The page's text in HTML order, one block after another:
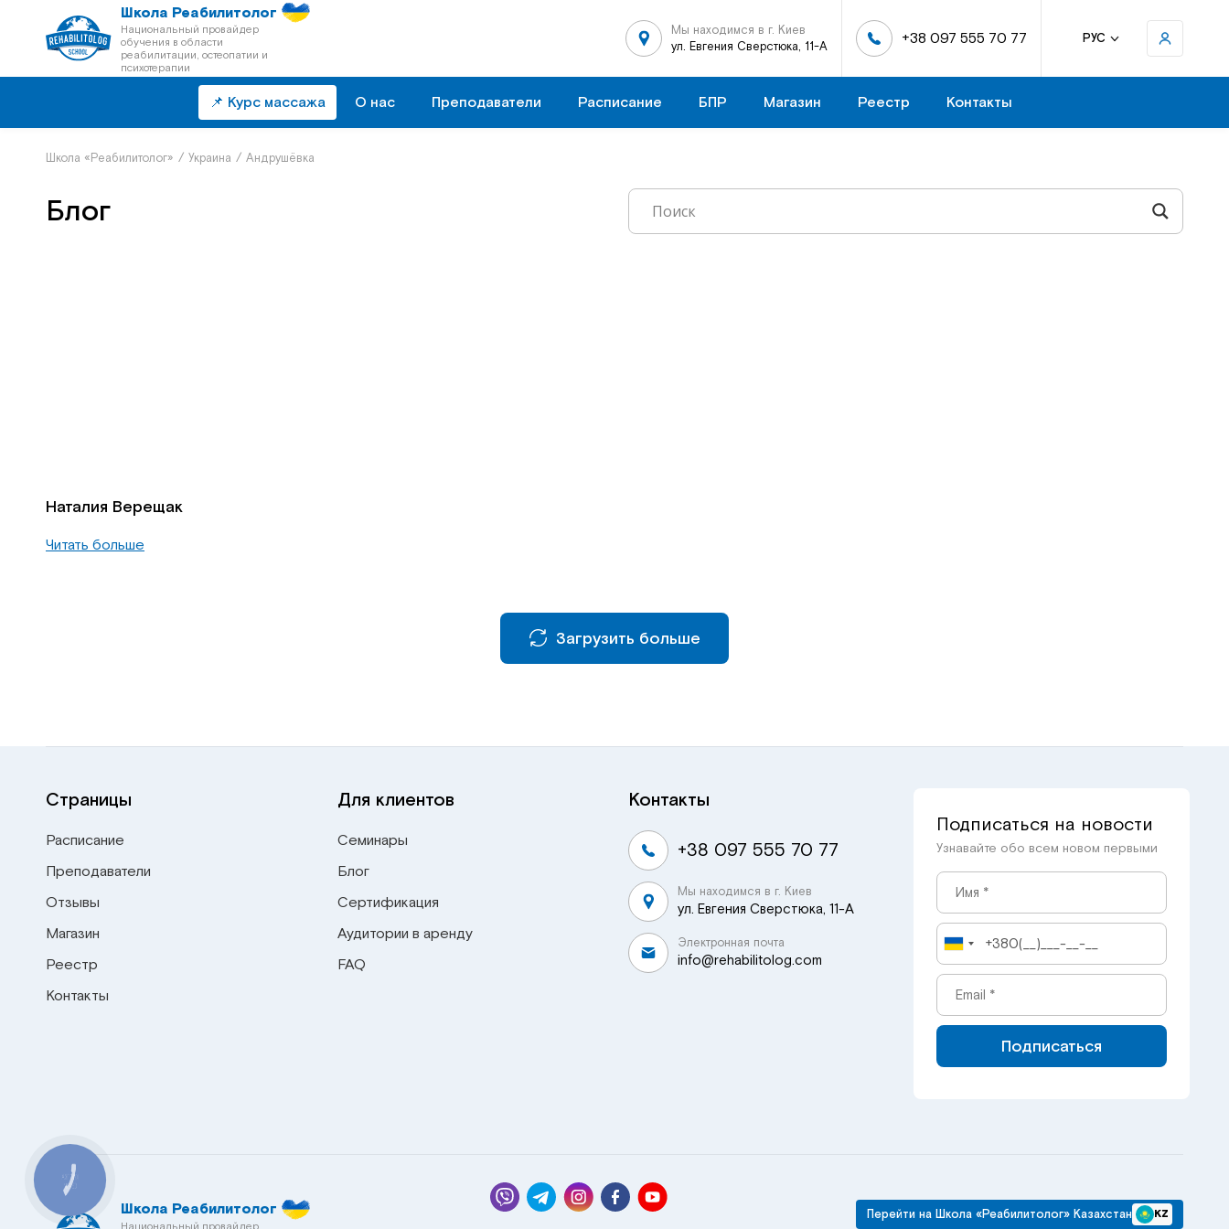
Школа Реабилитолог
Национальный провайдер
обучения в области
реабилитации, остеопатии и
психотерапии
Мы находимся в г. Киев
ул. Евгения Сверстюка, 11-А
+38 097 555 70 77 РУС
📌 Курс массажа О нас Преподаватели Расписание БПР Магазин Реестр Контакты
Школа «Реабилитолог» / Украина / Андрушёвка
Блог
Наталия Верещак
Читать больше
Загрузить больше
Страницы
Расписание
Преподаватели
Отзывы
Магазин
Реестр
Контакты
Для клиентов
Семинары
Блог
Сертификация
Аудитории в аренду
FAQ
Контакты
+38 097 555 70 77
Мы находимся в г. Киев
ул. Евгения Сверстюка, 11-А
Электронная почта
info@rehabilitolog.com
Подписаться на новости
Узнавайте обо всем новом первыми
Подписаться
Школа Реабилитолог
Национальный провайдер
Перейти на Школа «Реабилитолог» Казахстан KZ
КНОПКА
СВЯЗИ